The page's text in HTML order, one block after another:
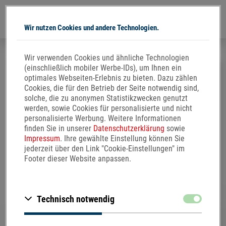
Fakten und Anwendung
TELCOR®Arginin plus wird zur diätetischen Behandlung
von leichtem Bluthochdruck, Störungen der
Gefäßfunktion (u. a. Durchblutungsstörungen) im
häufig auch in Zusammenhang mit Diabetes mellitus
auftreten, ist TELCOR Arginin plus auch für Diabetiker
Wir nutzen Cookies und andere Technologien.
Wir verwenden Cookies und ähnliche Technologien
(einschließlich mobiler Werbe-IDs), um Ihnen ein
optimales Webseiten-Erlebnis zu bieten. Dazu zählen
Cookies, die für den Betrieb der Seite notwendig sind,
solche, die zu anonymen Statistikzwecken genutzt
werden, sowie Cookies für personalisierte und nicht
personalisierte Werbung. Weitere Informationen
finden Sie in unserer Datenschutzerklärung sowie
Impressum. Ihre gewählte Einstellung können Sie
jederzeit über den Link "Cookie-Einstellungen" im
Footer dieser Website anpassen.
Technisch notwendig
Zustimmen